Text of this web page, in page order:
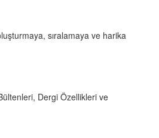
sıralamaya ve harika
Dergi Özellikleri ve